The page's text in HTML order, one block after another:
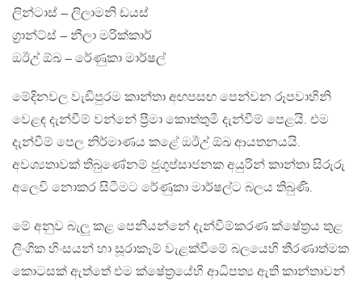
ලින්ටාස් – ලිලාමනි ඩයස්
ග්‍රාන්ට්ස් – නීලා මරික්කාර්
ඔඊඋ් ඕඛ – රේණුකා මාර්ෂල්
මේදිනවල වැඩිපුරම කාන්තා අඟපසඟ පෙන්වන රූපවාහිනි
වෙළඳ දැන්වීම් වන්නේ ප්‍රීමා කොත්තුමී දැන්වීම් පෙළයි. එම
දැන්වීම් පෙල නිර්මාණය කළේ ඔඊඋ් ඕඛ ආයතනයයි.
අවශ්‍යතාවක් තිබුණේනම් ජුගුප්සාජනක අයුරින් කාන්තා සිරුරු
අලෙවි නොකර සිටීමට රේණුකා මාර්ෂල්ට බලය තිබුණි.
මේ අනුව බැලු කළ පෙනියන්නේ දැන්වීම්කරණ ක්ෂේත්‍රය තුළ
ලිංගික හිංසයන් හා සූරාකෑම් වැළක්වීමේ බලයෙහි තීරණාත්මක
කොටසක් ඇත්තේ එම ක්ෂේත්‍රයේහි ආධිපත්‍ය ඇති කාන්තාවන්